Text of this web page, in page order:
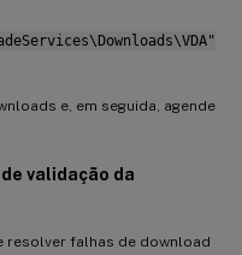
e, em seguida, agende
validação da
resolver falhas de download